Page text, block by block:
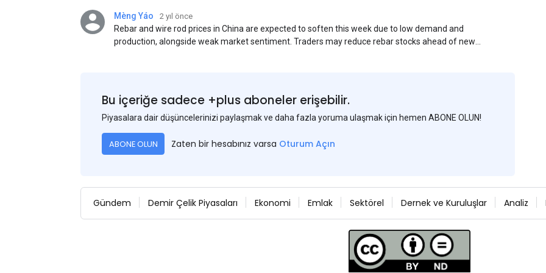
Mèng Yáo 2 yıl önce
Rebar and wire rod prices in China are expected to soften this week due to low demand and
production, alongside weak market sentiment. Traders may reduce rebar stocks ahead of new
Bu içeriğe sadece +plus aboneler erişebilir.
Piyasalara dair düşüncelerinizi paylaşmak ve daha fazla yoruma ulaşmak için hemen ABONE OLUN!
ABONE OLUN Zaten bir hesabınız varsa Oturum Açın
Gündem Demir Çelik Piyasaları Ekonomi Emlak Sektörel Dernek ve Kuruluşlar Analiz